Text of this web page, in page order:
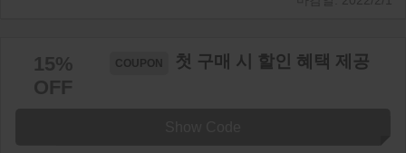
15%
OFF
첫 구매 시 할인 혜택 제공